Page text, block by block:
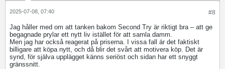
#8
2025-07-08, 07:40
Jag håller med om att tanken bakom Second Try är riktigt bra – att ge
begagnade prylar ett nytt liv istället för att samla damm.
Men jag har också reagerat på priserna. I vissa fall är det faktiskt
billigare att köpa nytt, och då blir det svårt att motivera köp. Det är
synd, för själva upplägget känns seriöst och sidan har ett snyggt
gränssnitt.